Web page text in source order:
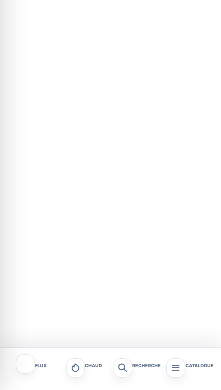
FLUX CHAUD RECHERCHE CATALOGUE